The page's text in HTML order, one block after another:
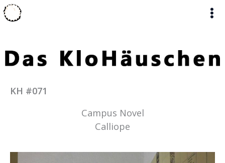
Zum
Inhalt
KH #071
Campus Novel
Calliope